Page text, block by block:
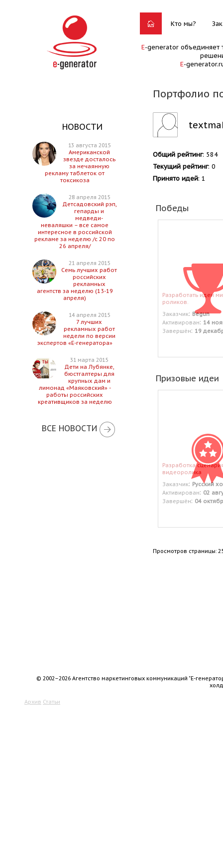
Кто мы?
E-generator объединяет
E-
Портфолио
НОВОСТИ
13 августа 2015
Американской
звезде досталось
за нечаянную
рекламу таблеток от
токсикоза
28 апреля 2015
Детсадовский рэп,
гепарды и
медведи-
неваляшки – все самое
интересное в российской
рекламе за неделю /с 20 по
26 апреля/
21 апреля 2015
Семь лучших работ
российских
рекламных
агентств за неделю (13-19
апреля)
14 апреля 2015
7 лучших
рекламных работ
недели по версии
экспертов «Е-генератора»
31 марта 2015
Дети на Лубянке,
бюстгалтеры для
крупных дам и
лимонад «Маяковский» -
работы российских
креативщиков за неделю
ВСЕ НОВОСТИ
Общий рейтинг: 584
Текущий рейтинг: 0
Принято идей: 1
Победы
Разработать идеи
роликов.
Заказчик: Begun
Активирован: 14
Завершён: 19
Призовые идеи
Разработка
видеоролика
Заказчик: Русский
Активирован: 02
Завершён: 04
Просмотров страницы:
© 2002–2026 Агентство маркетинговых коммуникаций "Е-
Архив Статьи